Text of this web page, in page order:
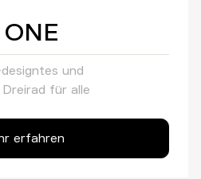
und
für alle
erfahren